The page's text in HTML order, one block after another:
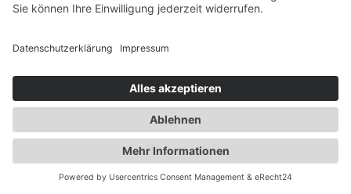
Gesundheit
Die Abnehmspritze und ihre Nebenwirkungen
Mit Ozempic mühelos zum Wunschgewicht? Lieber nicht